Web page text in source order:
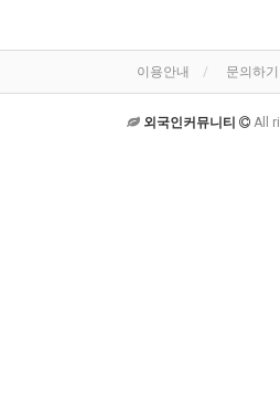
이용안내 문의하기
외국인커뮤니티 All